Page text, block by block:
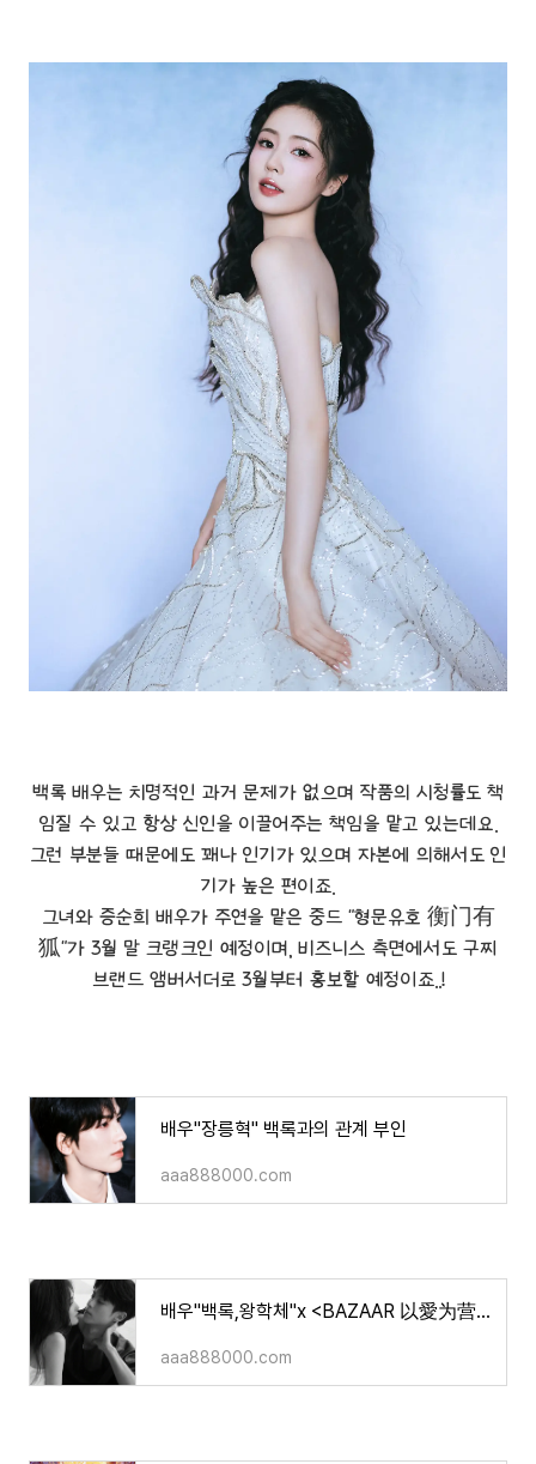
백록 배우는 치명적인 과거 문제가 없으며 작품의 시청률도 책
임질 수 있고 항상 신인을 이끌어주는 책임을 맡고 있는데요.
그런 부분들 때문에도 꽤나 인기가 있으며 자본에 의해서도 인
기가 높은 편이죠.
그녀와 증순희 배우가 주연을 맡은 중드 "형문유호 衡门有
狐"가 3월 말 크랭크인 예정이며, 비즈니스 측면에서도 구찌
브랜드 앰버서더로 3월부터 홍보할 예정이죠..!
배우"장릉혁" 백록과의 관계 부인
aaa888000.com
배우"백록,왕학체"x <BAZAAR 以愛为营>화보&영상&작품 반응소식
aaa888000.com